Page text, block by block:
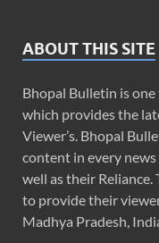
ABOUT THIS SITE
Bhopal Bulletin is
which provides the
Viewer’s. Bhopal
content in every
well as their
to provide their
Madhya Pradesh,